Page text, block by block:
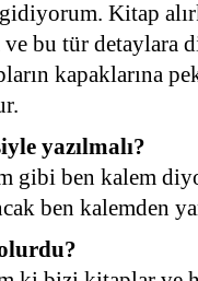
Kitap
ve bu tür detaylara
kapaklarına
yazılmalı?
gibi ben kalem
ben kalemden